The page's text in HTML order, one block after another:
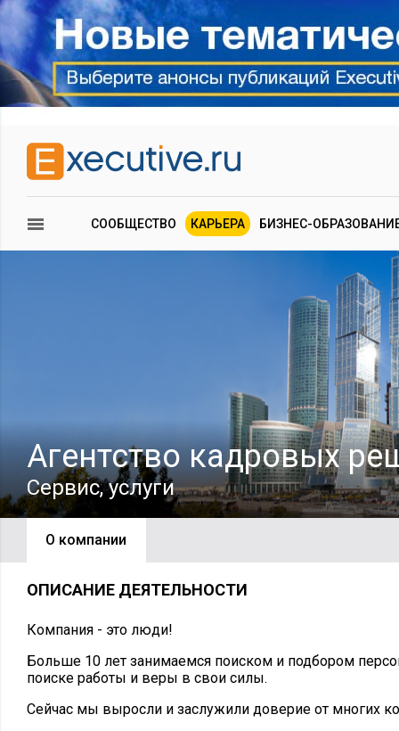
СООБЩЕСТВО КАРЬЕРА БИЗНЕС-
Агентство кадровых
Сервис, услуги
О компании
ОПИСАНИЕ ДЕЯТЕЛЬНОСТИ
Компания - это люди!
Больше 10 лет занимаемся поиском и подбором
поиске работы и веры в свои силы.
Сейчас мы выросли и заслужили доверие от многих